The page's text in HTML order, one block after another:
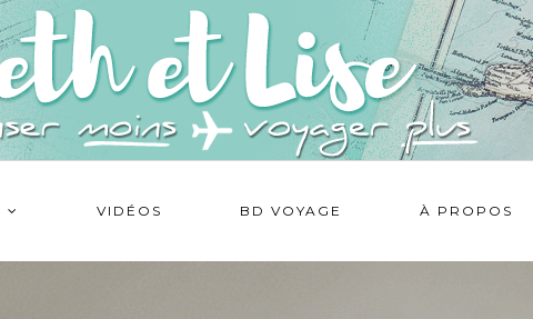
VIDÉOS BD VOYAGE À PROPOS